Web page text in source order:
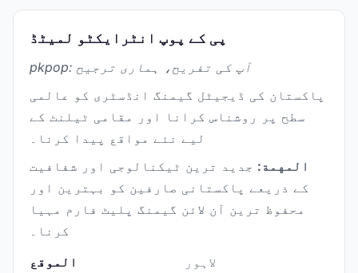
پی کے پوپ انٹرایکٹو لمیٹڈ
pkpop: آپ کی تفریح، ہماری ترجیح
پاکستان کی ڈیجیٹل گیمنگ انڈسٹری کو عالمی
سطح پر روشناس کرانا اور مقامی ٹیلنٹ کے
لیے نئے مواقع پیدا کرنا۔
المهمة: جدید ترین ٹیکنالوجی اور شفافیت
کے ذریعے پاکستانی صارفین کو بہترین اور
محفوظ ترین آن لائن گیمنگ پلیٹ فارم مہیا
کرنا۔
الموقع
لاہور